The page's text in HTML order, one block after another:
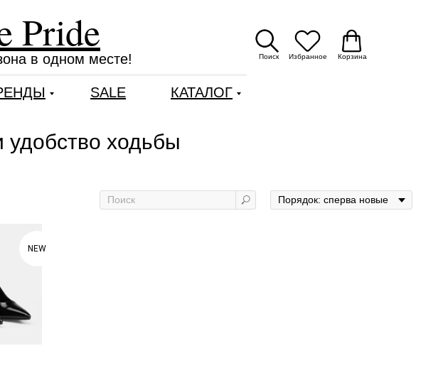
Pride
в одном месте!
SALE КАТАЛОГ
Избранное Корзина
Поиск
ходьбы
NEW